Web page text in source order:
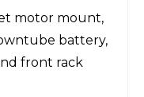
motor mount,
battery,
front rack